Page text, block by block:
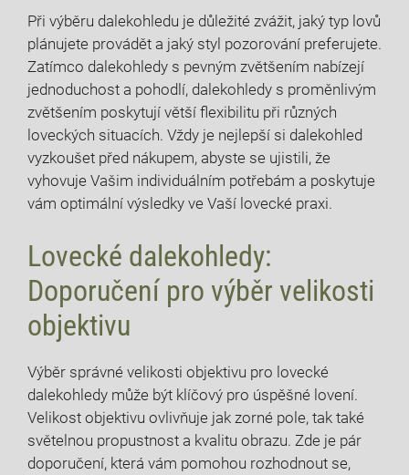
Při výběru dalekohledu je důležité zvážit, jaký typ lovů
plánujete provádět a jaký styl pozorování preferujete.
Zatímco dalekohledy s pevným zvětšením nabízejí
jednoduchost a pohodlí, dalekohledy s proměnlivým
zvětšením poskytují větší flexibilitu při různých
loveckých situacích. Vždy je nejlepší si dalekohled
vyzkoušet před nákupem, abyste se ujistili, že
vyhovuje Vašim individuálním potřebám a poskytuje
vám optimální výsledky ve Vaší lovecké praxi.
Lovecké dalekohledy:
Doporučení pro výběr velikosti
objektivu
Výběr správné velikosti objektivu pro lovecké
dalekohledy může být klíčový pro úspěšné lovení.
Velikost objektivu ovlivňuje jak zorné pole, tak také
světelnou propustnost a kvalitu obrazu. Zde je pár
doporučení, která vám pomohou rozhodnout se,